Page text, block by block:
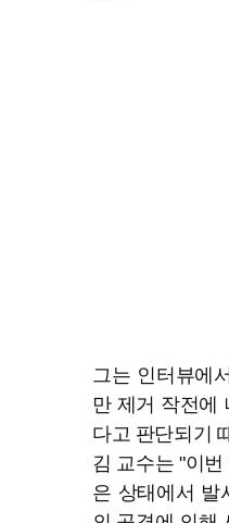
그는 인터뷰에
만 제거 작전에
다고 판단되기
김 교수는 "이
은 상태에서 발